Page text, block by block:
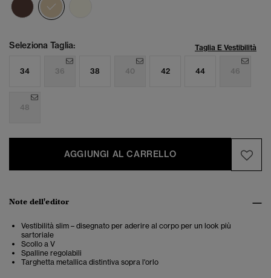
Seleziona Taglia: Taglia E Vestibilità
34 36 38 40 42 44 46
48
AGGIUNGI AL CARRELLO
Note dell'editor
Vestibilità slim – disegnato per aderire al corpo per un look più
sartoriale
Scollo a V
Spalline regolabili
Targhetta metallica distintiva sopra l'orlo